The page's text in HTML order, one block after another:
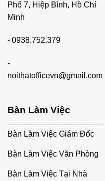
Phố 7, Hiệp Bình, Hồ Chí
Minh
- 0938.752.379
-
noithatofficevn@gmail.com
Bàn Làm Việc
Bàn Làm Việc Giám Đốc
Bàn Làm Việc Văn Phòng
Bàn Làm Việc Tại Nhà